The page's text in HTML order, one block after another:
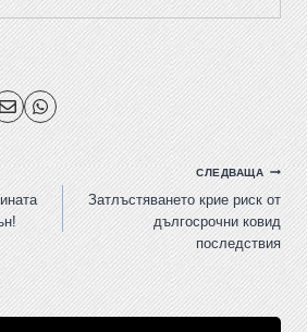
СЛЕДВАЩА
Затлъстяването крие риск от
дългосрочни ковид
последствия